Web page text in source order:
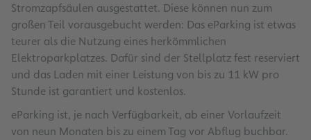
Stromzapfsäulen ausgestattet. Diese können nun zum
großen Teil vorausgebucht werden: Das eParking ist etwas
teurer als die Nutzung eines herkömmlichen
Elektroparkplatzes. Dafür sind der Stellplatz fest reserviert
und das Laden mit einer Leistung von bis zu 11 kW pro
Stunde ist garantiert und kostenlos.
eParking ist, je nach Verfügbarkeit, ab einer Vorlaufzeit
von neun Monaten bis zu einem Tag vor Abflug buchbar.